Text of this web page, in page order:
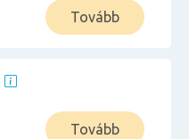
Tovább
Tovább